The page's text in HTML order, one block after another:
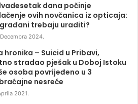
dana počinje
ovih novčanica iz opticaja:
trebaju uraditi?
2024.
hronika – Suicid u Pribavi,
stradao pješak u Doboj Istoku
osoba povrijeđeno u 3
nesreće
2021.